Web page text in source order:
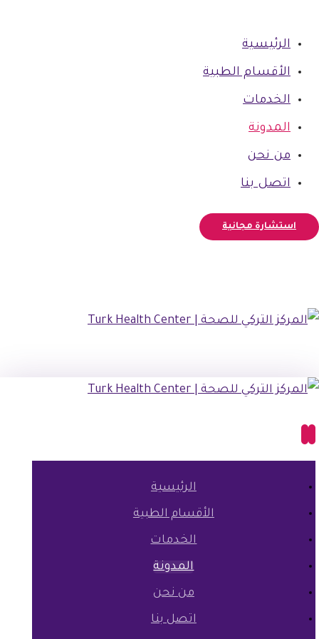
الرئيسية
الأقسام الطبية
الخدمات
المدونة
من نحن
اتصل بنا
استشارة مجانية
الرئيسية
الأقسام الطبية
الخدمات
المدونة
من نحن
اتصل بنا